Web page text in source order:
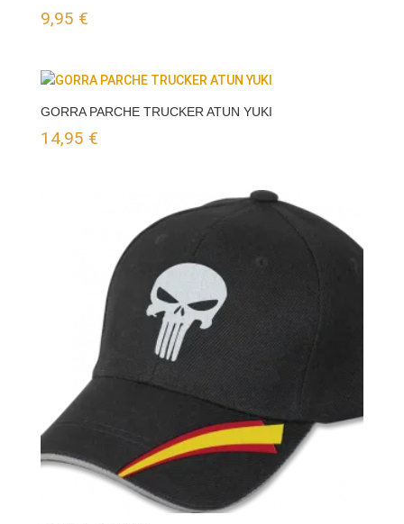
9,95 €
GORRA PARCHE TRUCKER ATUN YUKI
14,95 €